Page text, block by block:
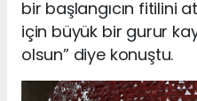
bir başlangıcın fitilini
için büyük bir gurur
olsun” diye konuştu.